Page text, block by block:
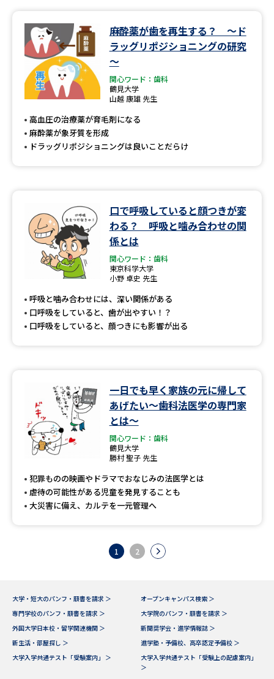
麻酔薬が歯を再生する？ ～ド
ラッグリポジショニングの研究
～
関心ワード：歯科
鶴見大学
山越 康雄 先生
高血圧の治療薬が育毛剤になる
麻酔薬が象牙質を形成
ドラッグリポジショニングは良いことだらけ
口で呼吸していると顔つきが変
わる？ 呼吸と噛み合わせの関
係とは
関心ワード：歯科
東京科学大学
小野 卓史 先生
呼吸と噛み合わせには、深い関係がある
口呼吸をしていると、歯が出やすい！？
口呼吸をしていると、顔つきにも影響が出る
一日でも早く家族の元に帰して
あげたい～歯科法医学の専門家
とは～
関心ワード：歯科
鶴見大学
勝村 聖子 先生
犯罪ものの映画やドラマでおなじみの法医学とは
虐待の可能性がある児童を発見することも
大災害に備え、カルテを一元管理へ
1 2
大学・短大のパンフ・願書を請求 ＞
オープンキャンパス検索 ＞
専門学校のパンフ・願書を請求 ＞
大学院のパンフ・願書を請求 ＞
外国大学日本校・留学関連機関 ＞
新聞奨学会・進学情報誌 ＞
新生活・部屋探し ＞
進学塾・予備校、高卒認定予備校 ＞
大学入学共通テスト「受験案内」 ＞
大学入学共通テスト「受験上の配慮案内」
＞